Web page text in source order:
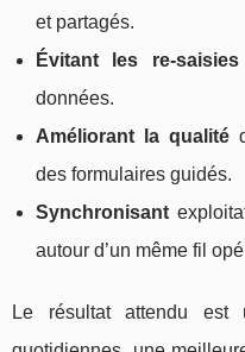
et partagés.
Évitant les re-saisies
données.
Améliorant la qualité
des formulaires guidés.
Synchronisant
autour d’un même fil
Le résultat attendu est